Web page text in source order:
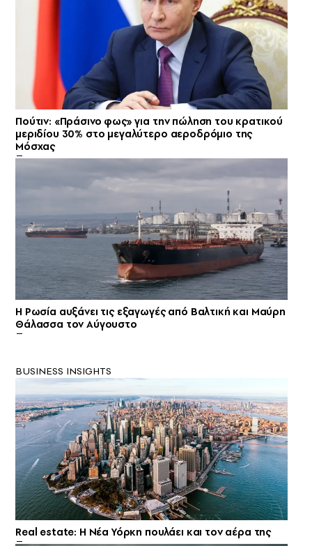
Πούτιν: «Πράσινο φως» για την πώληση του κρατικού
μεριδίου 30% στο μεγαλύτερο αεροδρόμιο της
Μόσχας
Η Ρωσία αυξάνει τις εξαγωγές από Βαλτική και Μαύρη
Θάλασσα τον Αύγουστο
BUSINESS INSIGHTS
Real estate: H Νέα Υόρκη πουλάει και τον αέρα της